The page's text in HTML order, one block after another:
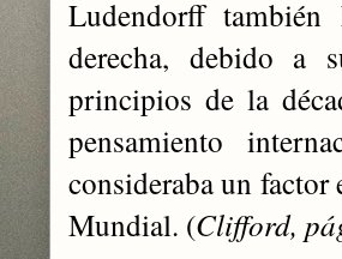
Ludendorff también
derecha, debido a
principios de la
pensamiento
consideraba un
Mundial. (Clifford,